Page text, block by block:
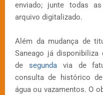
enviado; junte todas
arquivo digitalizado.
Além da mudança de
Saneago já
de segundavia de
consulta de histórico
água ou vazamentos. O